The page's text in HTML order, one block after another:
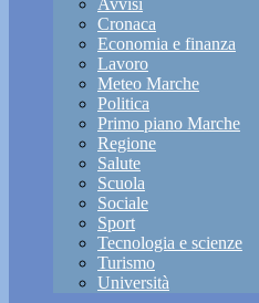
Avvisi
Cronaca
Economia e finanza
Lavoro
Meteo Marche
Politica
Primo piano Marche
Regione
Salute
Scuola
Sociale
Sport
Tecnologia e scienze
Turismo
Università